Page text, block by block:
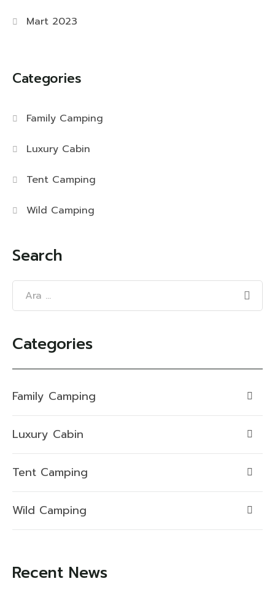
Mart 2023
Categories
Family Camping
Luxury Cabin
Tent Camping
Wild Camping
Search
Categories
Family Camping
Luxury Cabin
Tent Camping
Wild Camping
Recent News